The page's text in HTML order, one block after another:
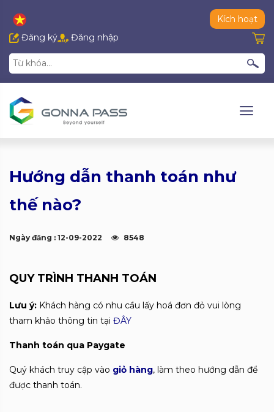
Kích hoạt
Đăng ký
Đăng nhập
Hướng dẫn thanh toán như
thế nào?
Ngày đăng : 12-09-2022 8548
QUY TRÌNH THANH TOÁN
Lưu ý: Khách hàng có nhu cầu lấy hoá đơn đỏ vui lòng
tham khảo thông tin tại ĐÂY
Thanh toán qua Paygate
Quý khách truy cập vào giỏ hàng, làm theo hướng dẫn để
được thanh toán.